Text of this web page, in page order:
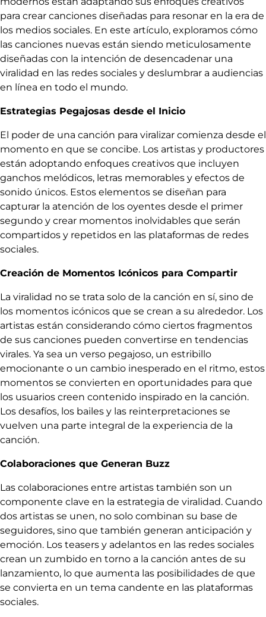
para crear canciones diseñadas para resonar en la era de
los medios sociales. En este artículo, exploramos cómo
las canciones nuevas están siendo meticulosamente
diseñadas con la intención de desencadenar una
viralidad en las redes sociales y deslumbrar a audiencias
en línea en todo el mundo.
Estrategias Pegajosas desde el Inicio
El poder de una canción para viralizar comienza desde el
momento en que se concibe. Los artistas y productores
están adoptando enfoques creativos que incluyen
ganchos melódicos, letras memorables y efectos de
sonido únicos. Estos elementos se diseñan para
capturar la atención de los oyentes desde el primer
segundo y crear momentos inolvidables que serán
compartidos y repetidos en las plataformas de redes
sociales.
Creación de Momentos Icónicos para Compartir
La viralidad no se trata solo de la canción en sí, sino de
los momentos icónicos que se crean a su alrededor. Los
artistas están considerando cómo ciertos fragmentos
de sus canciones pueden convertirse en tendencias
virales. Ya sea un verso pegajoso, un estribillo
emocionante o un cambio inesperado en el ritmo, estos
momentos se convierten en oportunidades para que
los usuarios creen contenido inspirado en la canción.
Los desafíos, los bailes y las reinterpretaciones se
vuelven una parte integral de la experiencia de la
canción.
Colaboraciones que Generan Buzz
Las colaboraciones entre artistas también son un
componente clave en la estrategia de viralidad. Cuando
dos artistas se unen, no solo combinan su base de
seguidores, sino que también generan anticipación y
emoción. Los teasers y adelantos en las redes sociales
crean un zumbido en torno a la canción antes de su
lanzamiento, lo que aumenta las posibilidades de que
se convierta en un tema candente en las plataformas
sociales.